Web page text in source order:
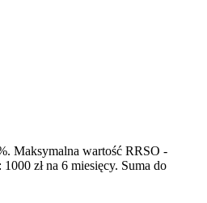
Maksymalna wartość RRSO -
zł na 6 miesięcy. Suma do